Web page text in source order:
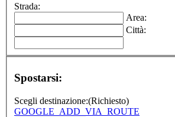
Strada:
Area:
Città:
Spostarsi:
Scegli destinazione:(Richiesto)
GOOGLE_ADD_VIA_ROUTE